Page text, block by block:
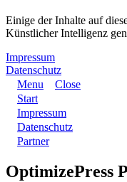
Einige der Inhalte auf
Künstlicher Intelligenz
Impressum
Datenschutz
Menu
Close
Start
Impressum
Datenschutz
Partner
OptimizePress